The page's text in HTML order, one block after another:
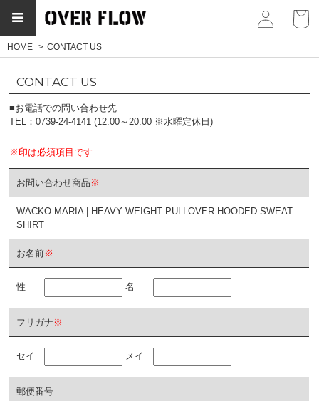
HOME CONTACT US
CONTACT US
■お電話での問い合わせ先
TEL：0739-24-4141 (12:00～20:00 ※水曜定休日)
※印は必須項目です
お問い合わせ商品 ※
WACKO MARIA | HEAVY WEIGHT PULLOVER HOODED SWEAT
SHIRT
お名前※
性 名
フリガナ ※
セイ メイ
郵便番号